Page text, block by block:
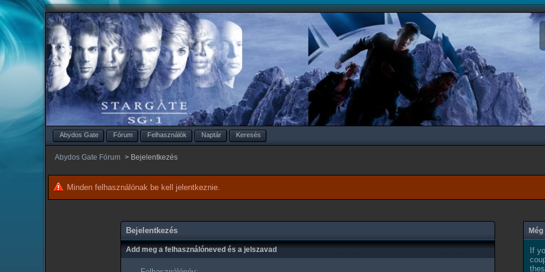
Abydos Gate Fórum Felhasználók Naptár Keresés
Abydos Gate Fórum > Bejelentkezés
Minden felhasználónak be kell jelentkeznie.
Bejelentkezés
Add meg a felhasználóneved és a jelszavad
If